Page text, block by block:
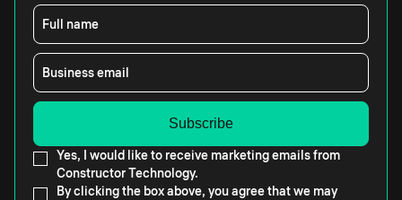
Full name
Business email
Yes, I would like to receive marketing emails from
Constructor Technology.
By clicking the box above, you agree that we may